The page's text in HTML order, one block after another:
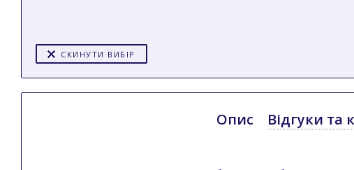
СКИНУТИ ВИБІР
Опис Відгуки та